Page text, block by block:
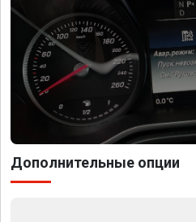
Дополнительные опции